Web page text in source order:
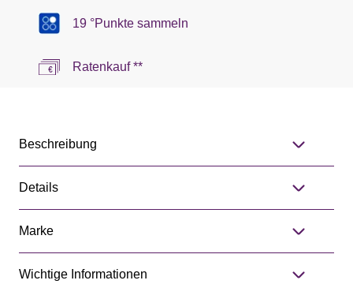
19 °Punkte sammeln
Ratenkauf **
Beschreibung
Details
Marke
Wichtige Informationen